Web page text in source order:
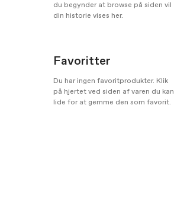
du begynder at browse på siden vil
din historie vises her.
Favoritter
Du har ingen favoritprodukter. Klik
på hjertet ved siden af varen du kan
lide for at gemme den som favorit.